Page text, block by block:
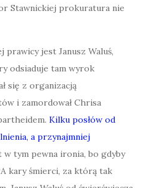
Stawnickiej prokuratura nie
jest Janusz Waluś,
odsiaduje tam wyrok
się z organizacją
i zamordował Chrisa
Kilku posłów od
a przynajmniej
w tym pewna ironia, bo gdyby
kary śmierci, za którą tak